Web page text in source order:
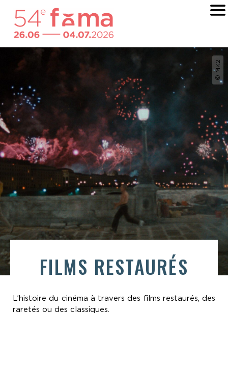
© MK2
FILMS RESTAURÉS
L’histoire du cinéma à travers des films restaurés, des
raretés ou des classiques.